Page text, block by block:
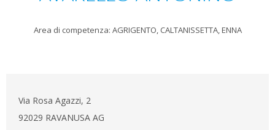
Area di competenza: AGRIGENTO, CALTANISSETTA, ENNA
Via Rosa Agazzi, 2
92029 RAVANUSA AG